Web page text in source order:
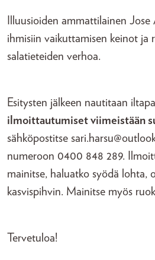
Illuusioiden ammattilainen
ihmisiin vaikuttamisen keinot ja
salatieteiden verhoa.
Esitysten jälkeen nautitaan
ilmoittautumiset viimeistään
sähköpostitse
numeroon 0400 848 289.
mainitse, haluatko syödä lohta,
kasvispihvin. Mainitse myös
Tervetuloa!